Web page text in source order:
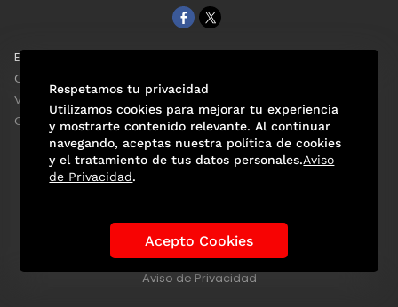
EL UNIVERSAL
Clase
ViveUSA
Confabulario
Historia de los Mundiales Lo viral Anécdotas Mundialistas
Las Figuras Tendencias Directorio
Aviso de Privacidad
Respetamos tu privacidad
Utilizamos cookies para mejorar tu experiencia
y mostrarte contenido relevante. Al continuar
navegando, aceptas nuestra política de cookies
y el tratamiento de tus datos personales.Aviso
de Privacidad.
Acepto Cookies